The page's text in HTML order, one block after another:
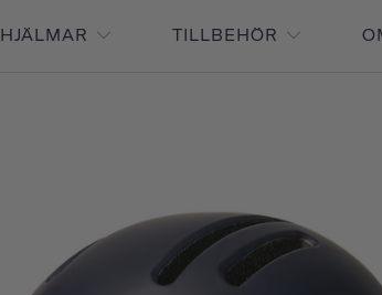
HJÄLMAR TILLBEHÖR